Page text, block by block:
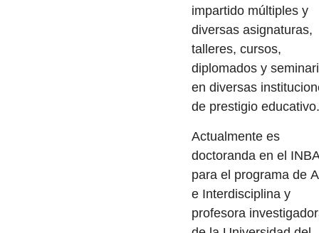
impartido múltiples y
diversas asignaturas,
talleres, cursos,
diplomados y
en diversas
de prestigio educativo.
Actualmente es
doctoranda en el
para el programa de
e Interdisciplina y
profesora